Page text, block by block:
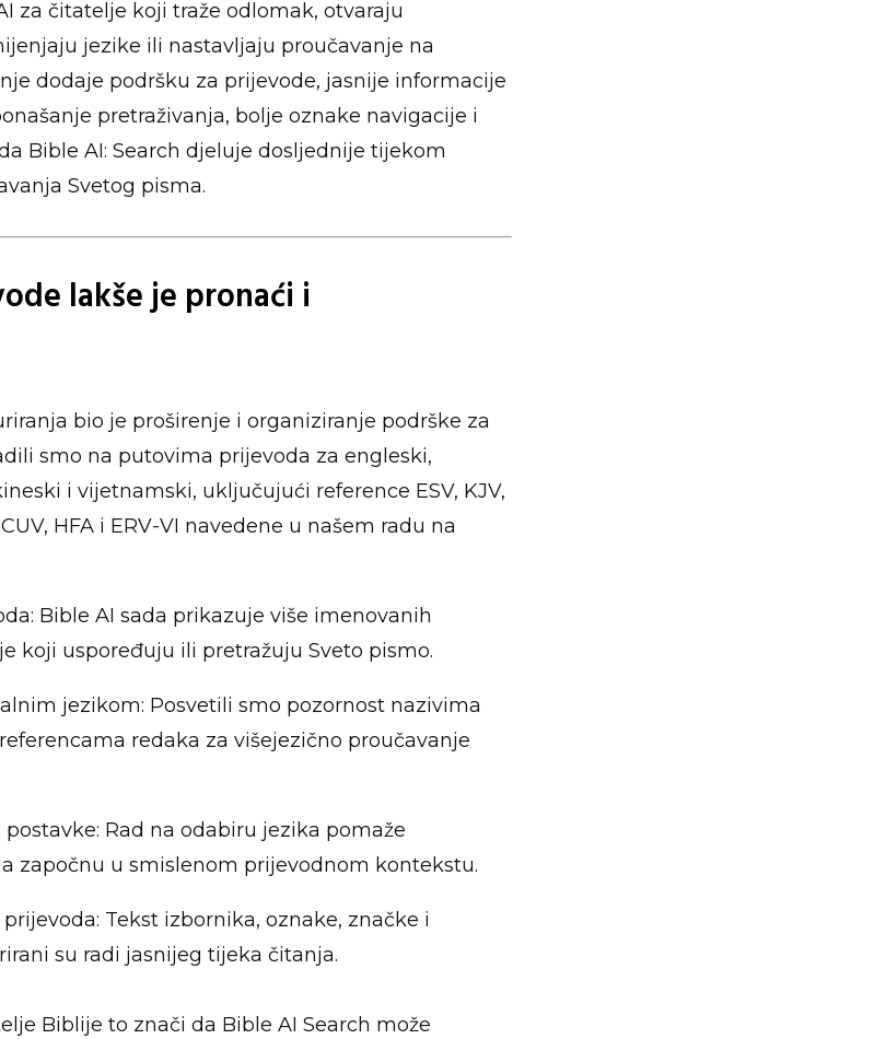
za čitatelje koji traže odlomak, otvaraju
jezike ili nastavljaju proučavanje na
dodaje podršku za prijevode, jasnije informacije
pretraživanja, bolje oznake navigacije i
Bible AI: Search djeluje dosljednije tijekom
Svetog pisma.
lakše je pronaći i
bio je proširenje i organiziranje podrške za
smo na putovima prijevoda za engleski,
i vijetnamski, uključujući reference ESV, KJV,
CUV, HFA i ERV-VI navedene u našem radu na
Bible AI sada prikazuje više imenovanih
koji uspoređuju ili pretražuju Sveto pismo.
jezikom: Posvetili smo pozornost nazivima
redaka za višejezično proučavanje
Rad na odabiru jezika pomaže
započnu u smislenom prijevodnom kontekstu.
Tekst izbornika, oznake, značke i
su radi jasnijeg tijeka čitanja.
Biblije to znači da Bible AI Search može